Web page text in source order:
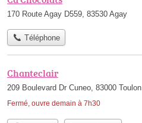
170 Route Agay D559, 83530 Agay
Téléphone
Chanteclair
209 Boulevard Dr Cuneo, 83000 Toulon
Fermé, ouvre demain à 7h30